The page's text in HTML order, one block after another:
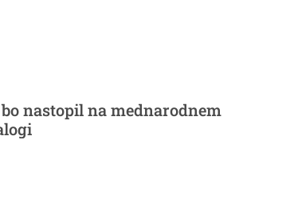
nastopil na mednarodnem